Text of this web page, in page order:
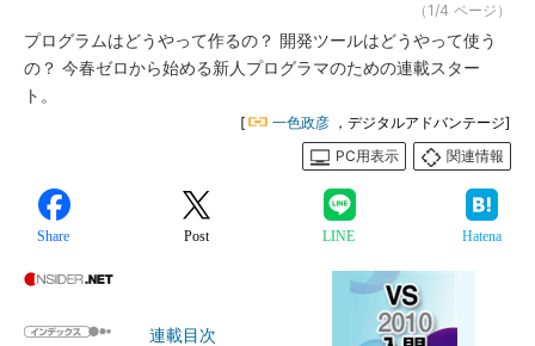
（1/4 ページ）
プログラムはどうやって作るの？ 開発ツールはどうやって使う
の？ 今春ゼロから始める新人プログラマのための連載スター
ト。
[ 一色政彦 ，デジタルアドバンテージ]
PC用表示
関連情報
Share Post LINE Hatena
連載目次